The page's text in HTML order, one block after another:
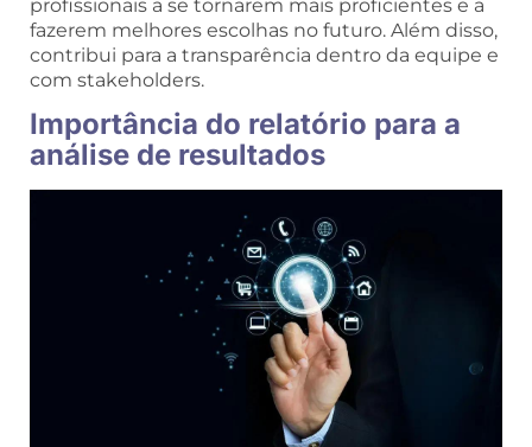
profissionais a se tornarem mais proficientes e a
fazerem melhores escolhas no futuro. Além disso,
contribui para a transparência dentro da equipe e
com stakeholders.
Importância do relatório para a
análise de resultados